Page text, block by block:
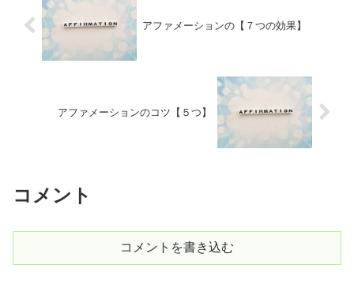
アファメーションの【７つの効果】
アファメーションのコツ【５つ】
コメント
コメントを書き込む